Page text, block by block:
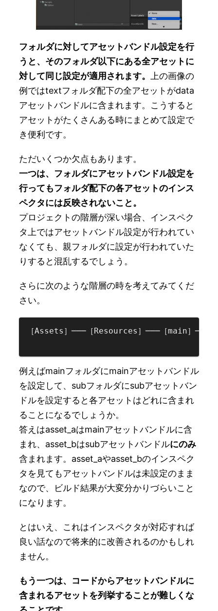
フォルダに対してアセットバンドル設定を行
うと、そのフォルダ以下にある全アセットに
対して同じ設定が適用されます。
上の画像の
例ではtextフォルダ配下の全アセットがdata
アセットバンドルに含まれます。こうすると
アセットがたくさんある時にまとめて設定で
き便利です。
ただいくつか欠点もあります。
一つは、フォルダにアセットバンドル設定を
行ってもフォルダ配下の各アセットのインス
ペクタには反映されないこと。
プロジェクトの階層が深い場合、インスペク
タ上ではアセットバンドル設定が行われてい
なくても、親フォルダに設定が行われていた
りすると混乱するでしょう。
さらに次のような階層の時を考えてみてくだ
さい。
［Assets］───［Resources］───［main］─┬─
例えばmainフォルダにmainアセットバンドル
を設定して、subフォルダにsubアセットバン
ドルを設定すると各アセットはどれに含まれ
ることになるでしょうか。
答えはasset_aはmainアセットバンドルに含
まれ、asset_bはsubアセットバンドルにのみ
含まれます。asset_aやasset_bのインスペク
タを見てもアセットバンドルは未設定のまま
なので、ビルド結果が大変分かりづらいこと
になります。
とはいえ、これはインスペクタが対応すれば
良い話なので将来的に改善されるのかもしれ
ません。
もう一つは、コードからアセットバンドルに
含まれるアセットを列挙することが難しくな